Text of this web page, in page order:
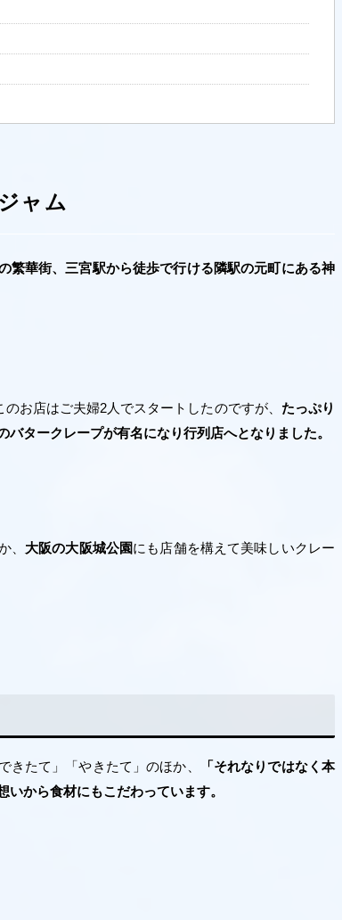
ャム
繁華街、三宮駅から徒歩で行ける隣駅の元町にある神
お店はご夫婦2人でスタートしたのですが、 たっぷり
バタークレープが有名になり行列店へとなりました。
、 大阪の大阪城公園にも店舗を構えて美味しいクレー
きたて」「やきたて」のほか、
「それなりではなく本
いから食材にもこだわっています。